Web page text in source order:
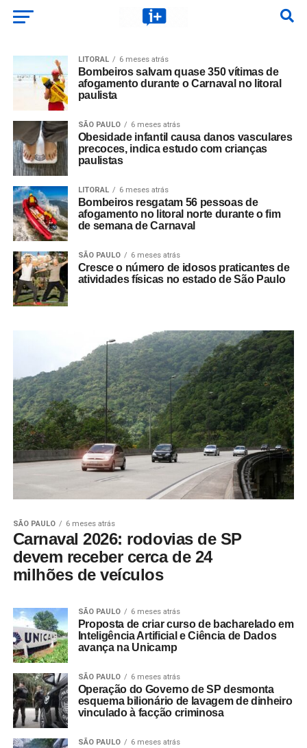
LITORAL 6 meses atrás
Bombeiros salvam quase 350 vítimas de
afogamento durante o Carnaval no litoral
paulista
SÃO PAULO 6 meses atrás
Obesidade infantil causa danos vasculares
precoces, indica estudo com crianças
paulistas
LITORAL 6 meses atrás
Bombeiros resgatam 56 pessoas de
afogamento no litoral norte durante o fim
de semana de Carnaval
SÃO PAULO 6 meses atrás
Cresce o número de idosos praticantes de
atividades físicas no estado de São Paulo
SÃO PAULO 6 meses atrás
Carnaval 2026: rodovias de SP
devem receber cerca de 24
milhões de veículos
SÃO PAULO 6 meses atrás
Proposta de criar curso de bacharelado em
Inteligência Artificial e Ciência de Dados
avança na Unicamp
SÃO PAULO 6 meses atrás
Operação do Governo de SP desmonta
esquema bilionário de lavagem de dinheiro
vinculado à facção criminosa
SÃO PAULO 6 meses atrás